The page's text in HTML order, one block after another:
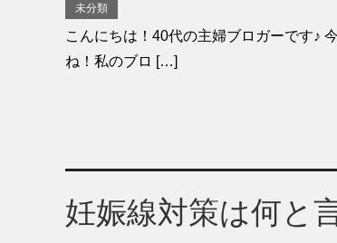
未分類
こんにちは！40代の主婦ブロガーです♪
ね！私のブロ […]
妊娠線対策は何と